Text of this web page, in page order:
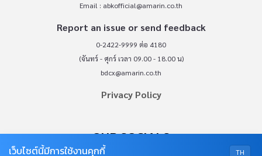
Email : abkofficial@amarin.co.th
Report an issue or send feedback
0-2422-9999 ต่อ 4180
(จันทร์ - ศุกร์ เวลา 09.00 - 18.00 น)
bdcx@amarin.co.th
Privacy Policy
OUR SOCIALS
TH
เว็บไซต์นี้มีการใช้งานคุกกี้